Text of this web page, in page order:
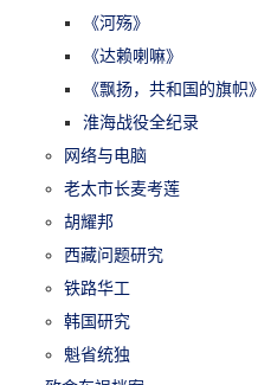
《河殇》
《达赖喇嘛》
《飘扬，共和国的旗帜》
淮海战役全纪录
网络与电脑
老太市长麦考莲
胡耀邦
西藏问题研究
铁路华工
韩国研究
魁省统独